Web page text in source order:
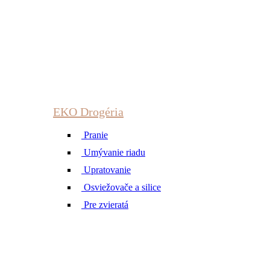
EKO Drogéria
Pranie
Umývanie riadu
Upratovanie
Osviežovače a silice
Pre zvieratá